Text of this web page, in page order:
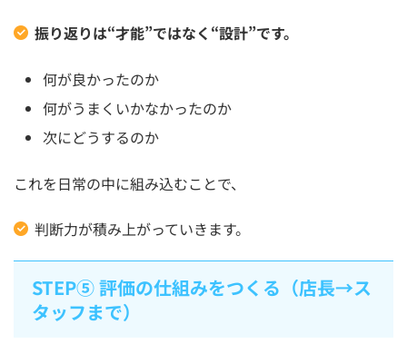
振り返りは“才能”ではなく“設計”です。
何が良かったのか
何がうまくいかなかったのか
次にどうするのか
これを日常の中に組み込むことで、
判断力が積み上がっていきます。
STEP⑤ 評価の仕組みをつくる（店長→ス
タッフまで）